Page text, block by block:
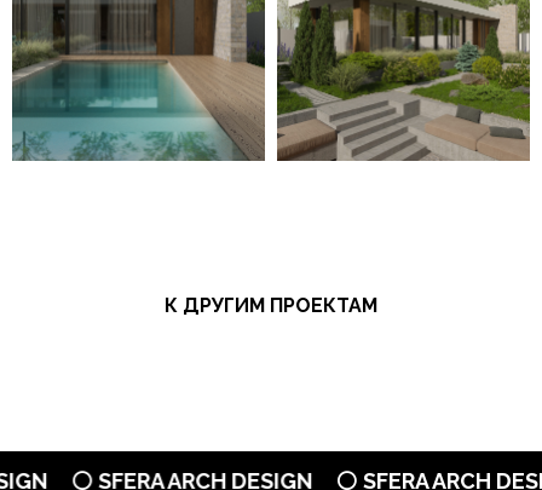
К ДРУГИМ ПРОЕКТАМ
⚪ SFERA ARCH DESIGN ⚪ SFERA ARCH DESIGN